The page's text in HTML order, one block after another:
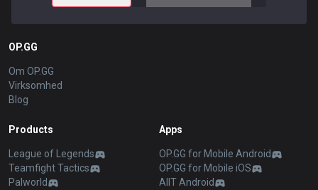
OP.GG
Om OP.GG
Virksomhed
Blog
Products
League of Legends
Teamfight Tactics
Palworld
Apps
OP.GG for Mobile Android
OP.GG for Mobile iOS
AllT Android